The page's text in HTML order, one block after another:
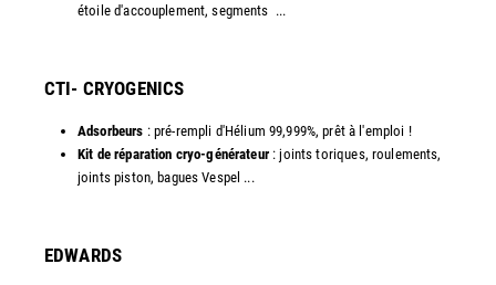
étoile d'accouplement, segments ...​
CTI- CRYOGENICS
Adsorbeurs : pré-rempli d'Hélium 99,999%, prêt à l'emploi !
Kit de réparation cryo-générateur: joints toriques, roulements,
joints piston, bagues Vespel ... ​
EDWARDS